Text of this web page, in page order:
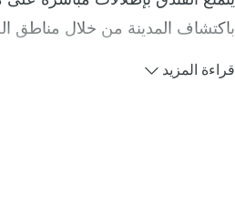
باكتشاف المدينة من خلال مناطق
قراءة المزيد